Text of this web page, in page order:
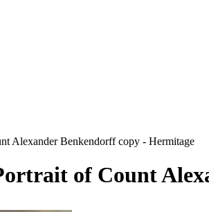
Alexander Benkendorff copy - Hermitage
of Count